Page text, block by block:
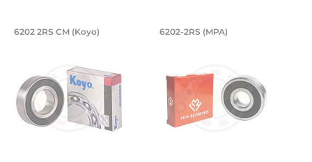
Ширина внутреннего кольца (B):
Ширина наружного кольца (С):
11 мм
Тип посадочного отверстия на вал:
Подшипник 15х35х11 мм, шариковый
6202 2RS CM (Koyo) Подшипник
6202-2RS (MPA)